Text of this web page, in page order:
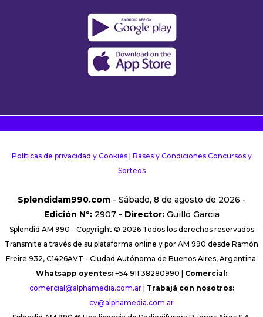
Políticas de privacidad y Cookies| Bases y Condiciones Concursos y
Sorteos
Splendidam990.com- Sábado, 8 de agosto de 2026 -
Edición Nº:2907 - Director:Guillo Garcia
Splendid AM 990 - Copyright © 2026 Todos los derechos reservados
Transmite a través de su plataforma online y por AM 990 desde Ramón
Freire 932, C1426AVT - Ciudad Autónoma de Buenos Aires, Argentina.
Whatsapp oyentes: +54 911 38280990 | Comercial:
comercial@alphamedia.com.ar| Trabajá con nosotros:
cv@alphamedia.com.ar